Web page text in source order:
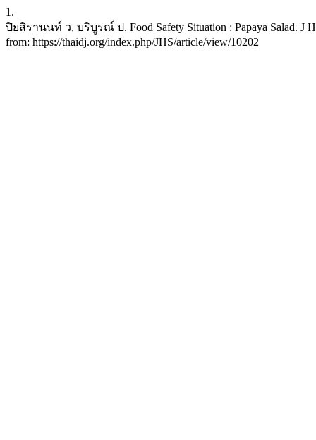
1.
ปิยสิรานนท์ ว, บริบูรณ์ ป. Food Safety Situation : Papaya Salad. J
from: https://thaidj.org/index.php/JHS/article/view/10202